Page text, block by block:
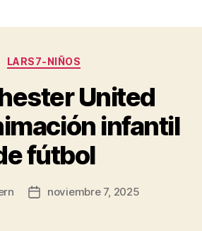
Categorías
LARS7-NIÑOS
United
infantil
fútbol
Fechanoviembre 7, 2025